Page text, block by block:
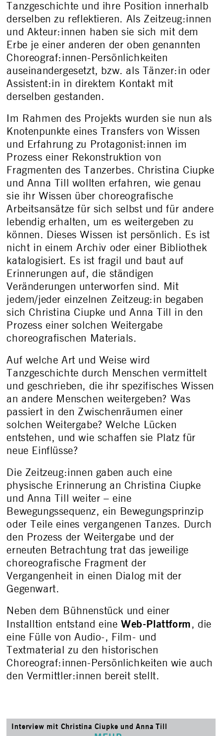
Tanzgeschichte und ihre Position innerhalb
derselben zu reflektieren. Als Zeitzeug:innen
und Akteur:innen haben sie sich mit dem
Erbe je einer anderen der oben genannten
Choreograf:innen-Persönlichkeiten
auseinandergesetzt, bzw. als Tänzer:in oder
Assistent:in in direktem Kontakt mit
derselben gestanden.
Im Rahmen des Projekts wurden sie nun als
Knotenpunkte eines Transfers von Wissen
und Erfahrung zu Protagonist:innen im
Prozess einer Rekonstruktion von
Fragmenten des Tanzerbes. Christina Ciupke
und Anna Till wollten erfahren, wie genau
sie ihr Wissen über choreografische
Arbeitsansätze für sich selbst und für andere
lebendig erhalten, um es weitergeben zu
können. Dieses Wissen ist persönlich. Es ist
nicht in einem Archiv oder einer Bibliothek
katalogisiert. Es ist fragil und baut auf
Erinnerungen auf, die ständigen
Veränderungen unterworfen sind. Mit
jedem/jeder einzelnen Zeitzeug:in begaben
sich Christina Ciupke und Anna Till in den
Prozess einer solchen Weitergabe
choreografischen Materials.
Auf welche Art und Weise wird
Tanzgeschichte durch Menschen vermittelt
und geschrieben, die ihr spezifisches Wissen
an andere Menschen weitergeben? Was
passiert in den Zwischenräumen einer
solchen Weitergabe? Welche Lücken
entstehen, und wie schaffen sie Platz für
neue Einflüsse?
Die Zeitzeug:innen gaben auch eine
physische Erinnerung an Christina Ciupke
und Anna Till weiter – eine
Bewegungssequenz, ein Bewegungsprinzip
oder Teile eines vergangenen Tanzes. Durch
den Prozess der Weitergabe und der
erneuten Betrachtung trat das jeweilige
choreografische Fragment der
Vergangenheit in einen Dialog mit der
Gegenwart.
Neben dem Bühnenstück und einer
Installtion entstand eineWeb-Plattform, die
eine Fülle von Audio-, Film- und
Textmaterial zu den historischen
Choreograf:innen-Persönlichkeiten wie auch
den Vermittler:innen bereit stellt.
Interview mit Christina Ciupke und Anna Till